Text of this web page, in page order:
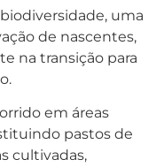
uma
de nascentes,
na transição para
em áreas
pastos de
cultivadas,